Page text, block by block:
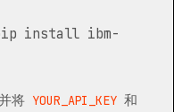
pip install ibm-
将 YOUR_API_KEY和